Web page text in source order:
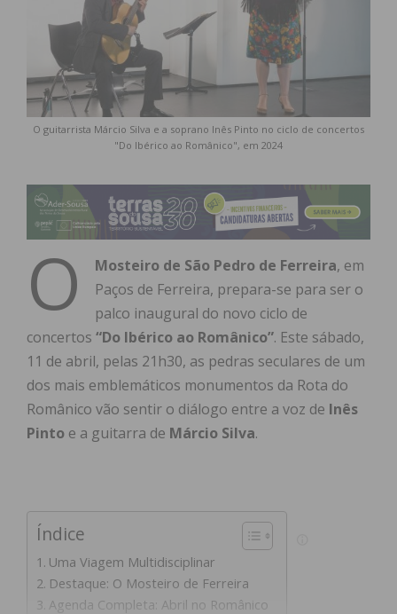
O guitarrista Márcio Silva e a soprano Inês Pinto no ciclo de concertos
"Do Ibérico ao Românico", em 2024
O Mosteiro de São Pedro de Ferreira, em
Paços de Ferreira, prepara-se para ser o
palco inaugural do novo ciclo de
concertos “Do Ibérico ao Românico”. Este sábado,
11 de abril, pelas 21h30, as pedras seculares de um
dos mais emblemáticos monumentos da Rota do
Românico vão sentir o diálogo entre a voz de Inês
Pinto e a guitarra de Márcio Silva.
Índice
Uma Viagem Multidisciplinar
Destaque: O Mosteiro de Ferreira
Agenda Completa: Abril no Românico